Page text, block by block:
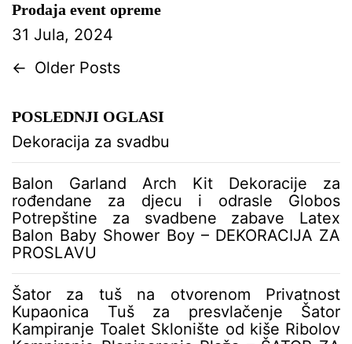
Prodaja event opreme
31 Jula, 2024
N
i
g
i
j
a
č
l
a
n
c
i
← Older Posts
POSLEDNJI OGLASI
Dekoracija za svadbu
Balon Garland Arch Kit Dekoracije za
rođendane za djecu i odrasle Globos
Potrepštine za svadbene zabave Latex
Balon Baby Shower Boy – DEKORACIJA ZA
PROSLAVU
Šator za tuš na otvorenom Privatnost
Kupaonica Tuš za presvlačenje Šator
Kampiranje Toalet Sklonište od kiše Ribolov